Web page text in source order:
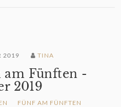
2019 TINA
am Fünften -
2019
FÜNF AM FÜNFTEN